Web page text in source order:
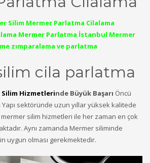
Silim Mermer Parlatma Cilalama
Mermer Parlatma İstanbul Mermer
zımparalama ve parlatma
cila parlatma
Silim Hizmetlerinde Büyük Başarı Öncü
sektöründe uzun yıllar yüksek kalitede
silim hizmetleri ile her zaman en çok
Aynı zamanda Mermer siliminde
uygun olması gerekmektedir.